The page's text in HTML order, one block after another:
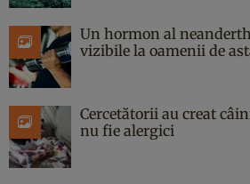
Un hormon al
vizibile la oamenii de
Cercetătorii au creat
nu fie alergici